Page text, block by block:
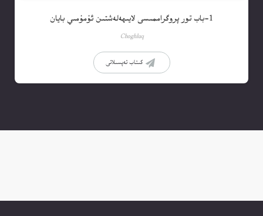
1-باب تور پروگراممىسى لايىھەلەشتىن ئۇمۇمىي بايان
Choghluq
كىتاب تەپسىلاتى